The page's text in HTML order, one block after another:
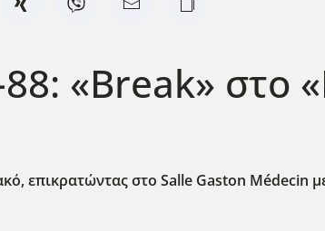
«Break» στο
επικρατώντας στο Salle Gaston Médecin